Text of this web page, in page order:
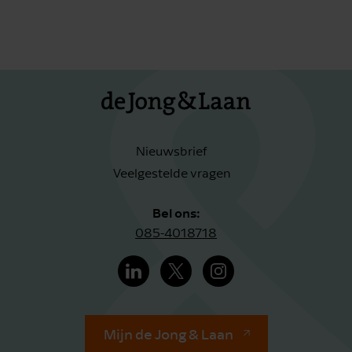
Nieuwsbrief
Veelgestelde vragen
Bel ons:
085-4018718
Mijn de Jong & Laan